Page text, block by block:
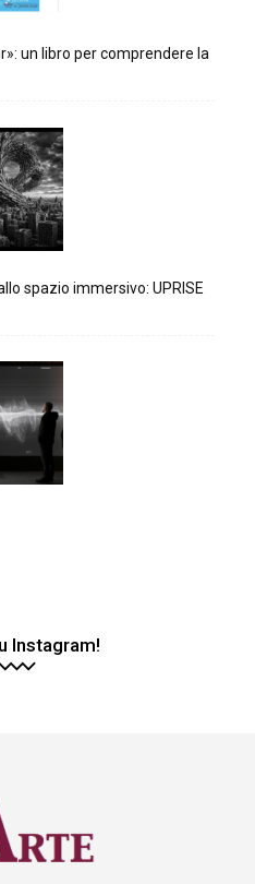
un libro per comprendere la
spazio immersivo: UPRISE
Instagram!